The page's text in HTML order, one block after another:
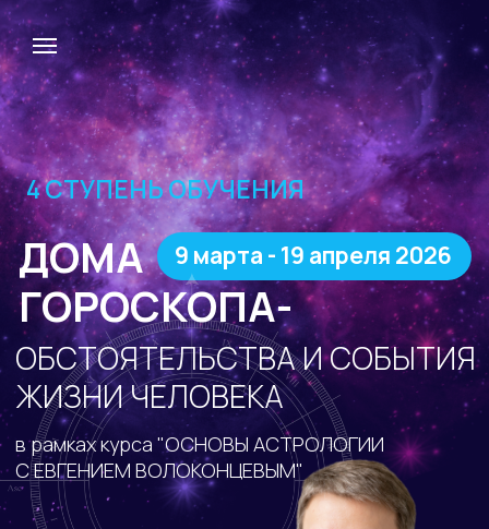
12 практических
занятий с кураторами
в Zoom Пт, Вс.
в рамках курса "ОСНОВЫ АСТРОЛОГИИ
С ЕВГЕНИЕМ ВОЛОКОНЦЕВЫМ"
ОБСТОЯТЕЛЬСТВА И СОБЫТИЯ
ЖИЗНИ ЧЕЛОВЕКА
4 СТУПЕНЬ ОБУЧЕНИЯ
лекцииЕвгения
Волоконцева в записи
ДОМА
ГОРОСКОПА-
9 марта - 19 апреля 2026